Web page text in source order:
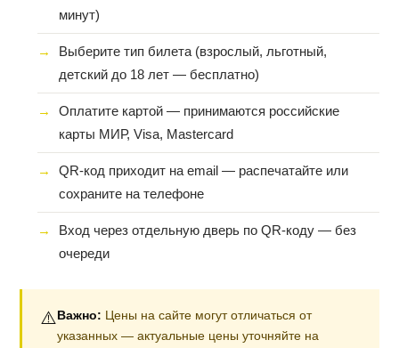
минут)
Выберите тип билета (взрослый, льготный,
детский до 18 лет — бесплатно)
Оплатите картой — принимаются российские
карты МИР, Visa, Mastercard
QR-код приходит на email — распечатайте или
сохраните на телефоне
Вход через отдельную дверь по QR-коду — без
очереди
⚠️Важно: Цены на сайте могут отличаться от
указанных — актуальные цены уточняйте на